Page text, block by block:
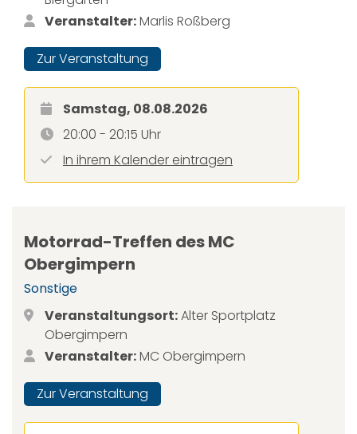
Veranstalter:Marlis Roßberg
Zur Veranstaltung
Samstag, 08.08.2026
20:00 - 20:15 Uhr
In ihrem Kalender eintragen
Motorrad-Treffen des MC
Obergimpern
Sonstige
Veranstaltungsort:Alter Sportplatz
Obergimpern
Veranstalter:MC Obergimpern
Zur Veranstaltung